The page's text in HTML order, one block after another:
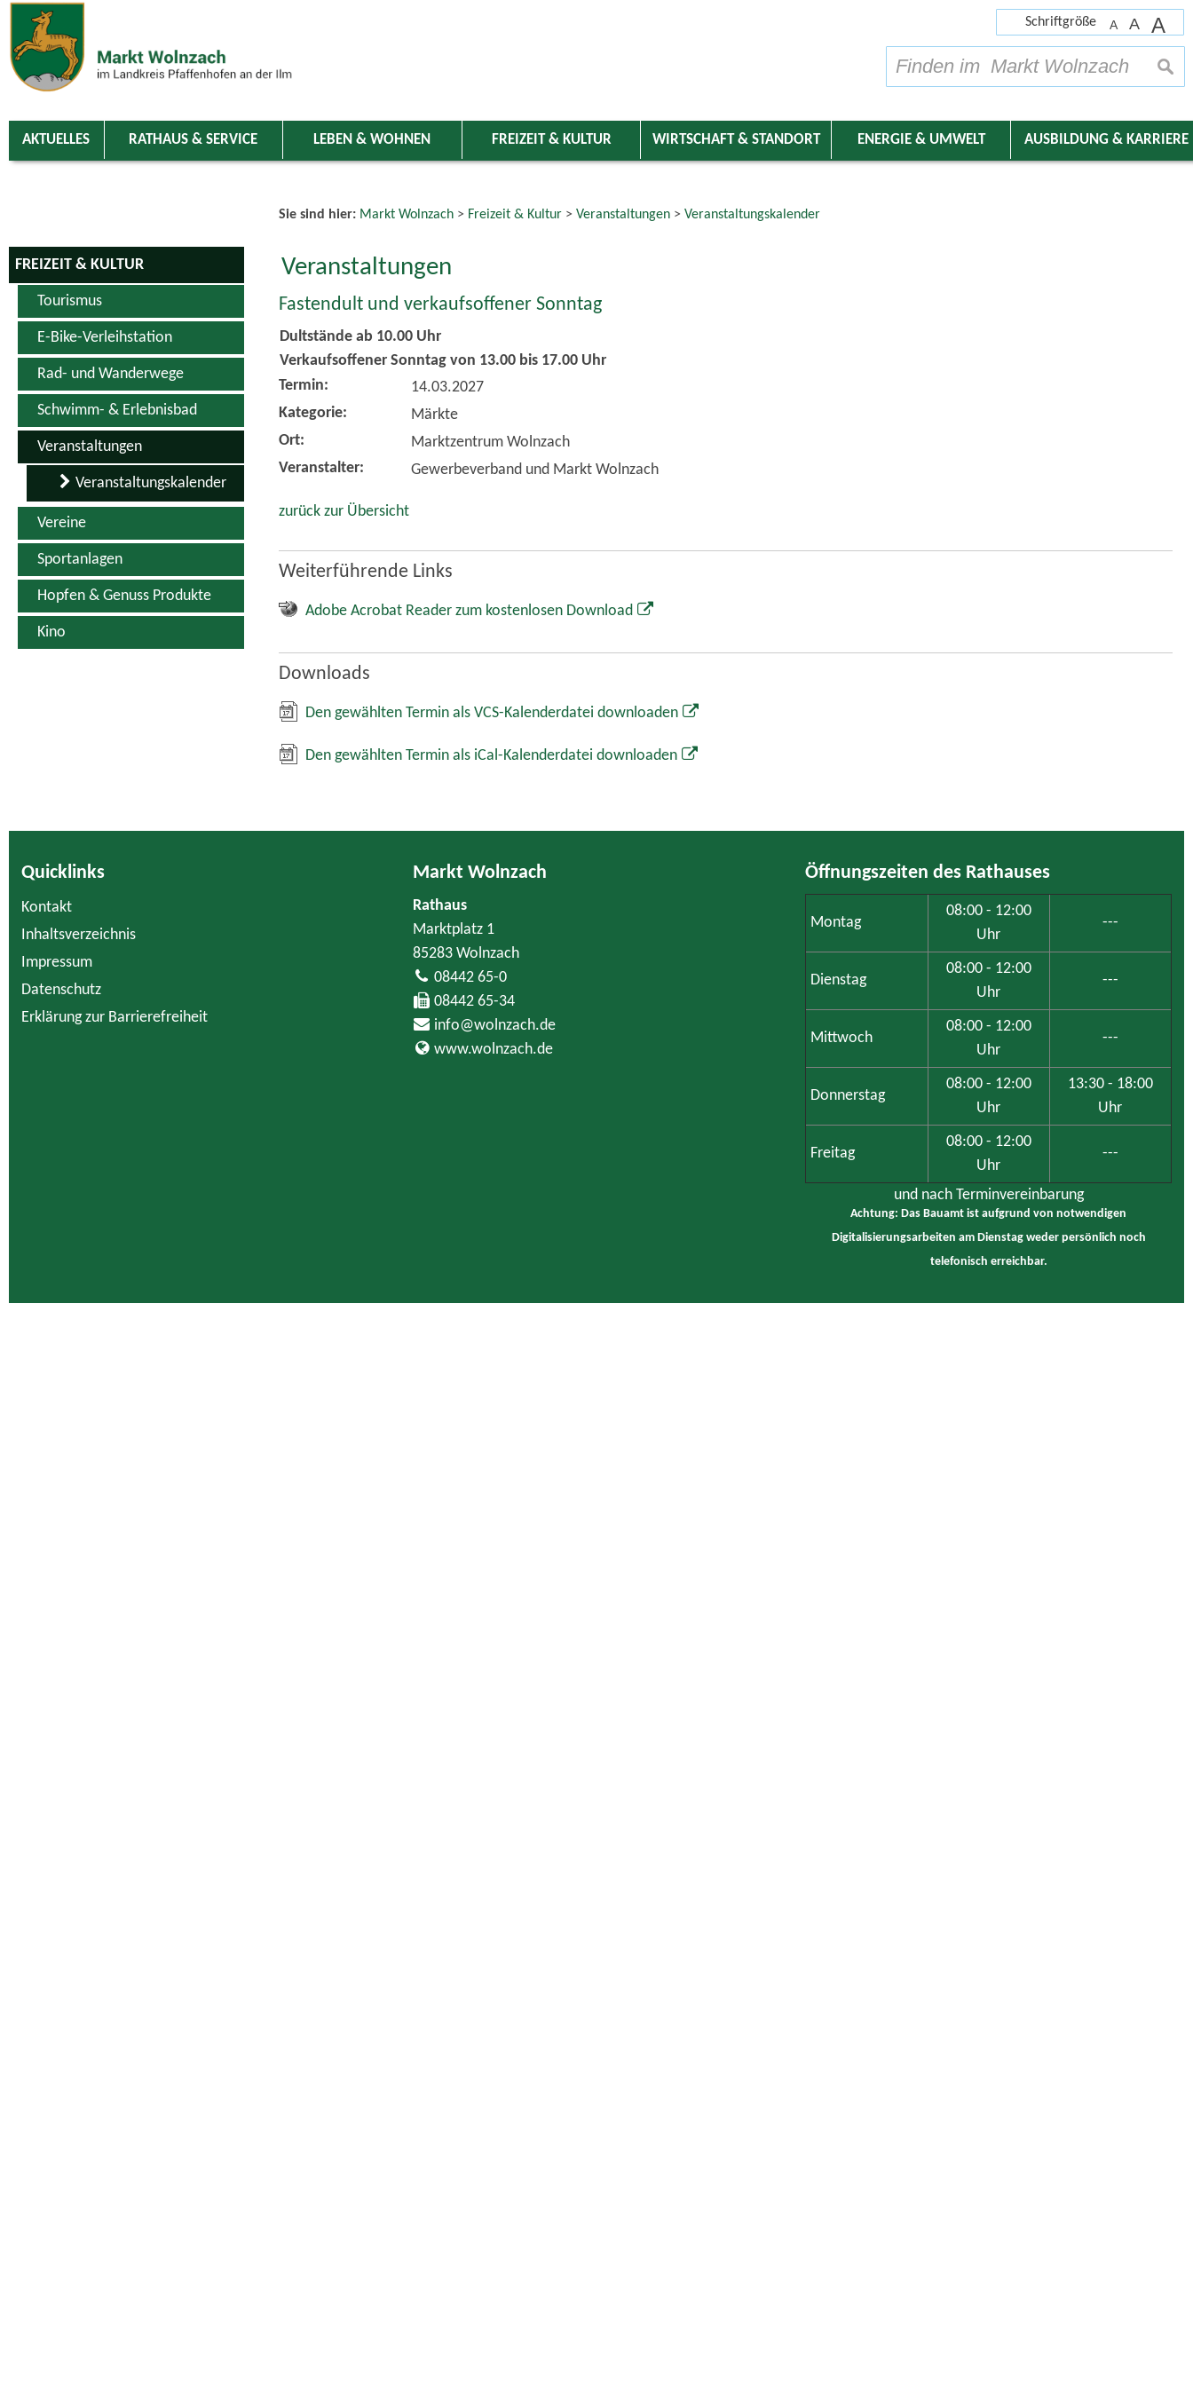
Zum Inhalt zur Navigation
Schriftgröße A A A
AKTUELLES RATHAUS & SERVICE LEBEN & WOHNEN FREIZEIT & KULTUR WIRTSCHAFT & STANDORT ENERGIE & UMWELT AUSBILDUNG & KARRIERE
FREIZEIT & KULTUR
Tourismus
E-Bike-Verleihstation
Rad- und Wanderwege
Schwimm- & Erlebnisbad
Veranstaltungen
Veranstaltungskalender
Vereine
Sportanlagen
Hopfen & Genuss Produkte
Kino
Sie sind hier: Markt Wolnzach> Freizeit & Kultur> Veranstaltungen> Veranstaltungskalender
Veranstaltungen
Fastendult und verkaufsoffener Sonntag
Dultstände ab 10.00 Uhr
Verkaufsoffener Sonntag von 13.00 bis 17.00 Uhr
Termin:
14.03.2027
Kategorie:
Märkte
Ort:
Marktzentrum Wolnzach
Veranstalter:
Gewerbeverband und Markt Wolnzach
zurück zur Übersicht
Weiterführende Links
Adobe Acrobat Reader zum kostenlosen Download
Downloads
Den gewählten Termin als VCS-Kalenderdatei downloaden
Den gewählten Termin als iCal-Kalenderdatei downloaden
Quicklinks
Kontakt
Inhaltsverzeichnis
Impressum
Datenschutz
Erklärung zur Barrierefreiheit
Markt Wolnzach
Rathaus
Marktplatz 1
85283 Wolnzach
08442 65-0
08442 65-34
info@wolnzach.de
www.wolnzach.de
Öffnungszeiten des Rathauses
Montag
08:00 - 12:00
Uhr
---
Dienstag
08:00 - 12:00
Uhr
---
Mittwoch
08:00 - 12:00
Uhr
---
Donnerstag
08:00 - 12:00
Uhr
13:30 - 18:00
Uhr
Freitag
08:00 - 12:00
Uhr
---
und nach Terminvereinbarung
Achtung: Das Bauamt ist aufgrund von notwendigen
Digitalisierungsarbeiten am Dienstag weder persönlich noch
telefonisch erreichbar.